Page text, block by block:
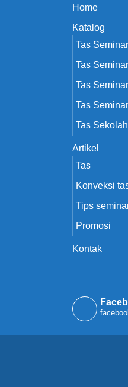
Home
Katalog
Tas
Tas
Tas
Tas
Tas
Artikel
Tas
Konveksi
Tips
Promosi
Kontak